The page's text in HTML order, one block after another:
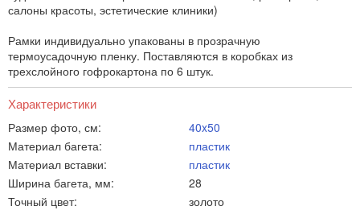
салоны красоты, эстетические клиники)
Рамки индивидуально упакованы в прозрачную
термоусадочную пленку. Поставляются в коробках из
трехслойного гофрокартона по 6 штук.
Характеристики
Размер фото, см:
40x50
Материал багета:
пластик
Материал вставки:
пластик
Ширина багета, мм:
28
Точный цвет:
золото